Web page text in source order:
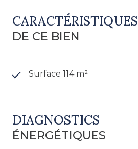
CARACTÉRISTIQUES
DE CE BIEN
Surface 114 m²
DIAGNOSTICS
ÉNERGÉTIQUES